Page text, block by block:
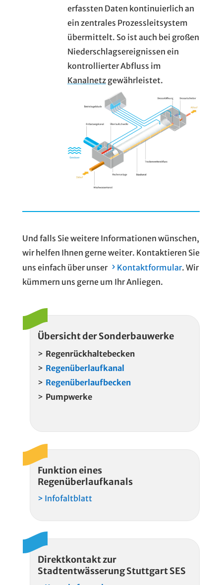
erfassten Daten kontinuierlich an
ein zentrales Prozessleitsystem
übermittelt. So ist auch bei großen
Niederschlagsereignissen ein
kontrollierter Abfluss im
Kanalnetzgewährleistet.
Und falls Sie weitere Informationen wünschen,
wir helfen Ihnen gerne weiter. Kontaktieren Sie
uns einfach über unser
Kontaktformular. Wir
kümmern uns gerne um Ihr Anliegen.
Übersicht der Sonderbauwerke
Regenrückhaltebecken
Regenüberlaufkanal
Regenüberlaufbecken
Pumpwerke
Funktion eines
Regenüberlaufkanals
> Infofaltblatt
Direktkontakt zur
Stadtentwässerung Stuttgart SES